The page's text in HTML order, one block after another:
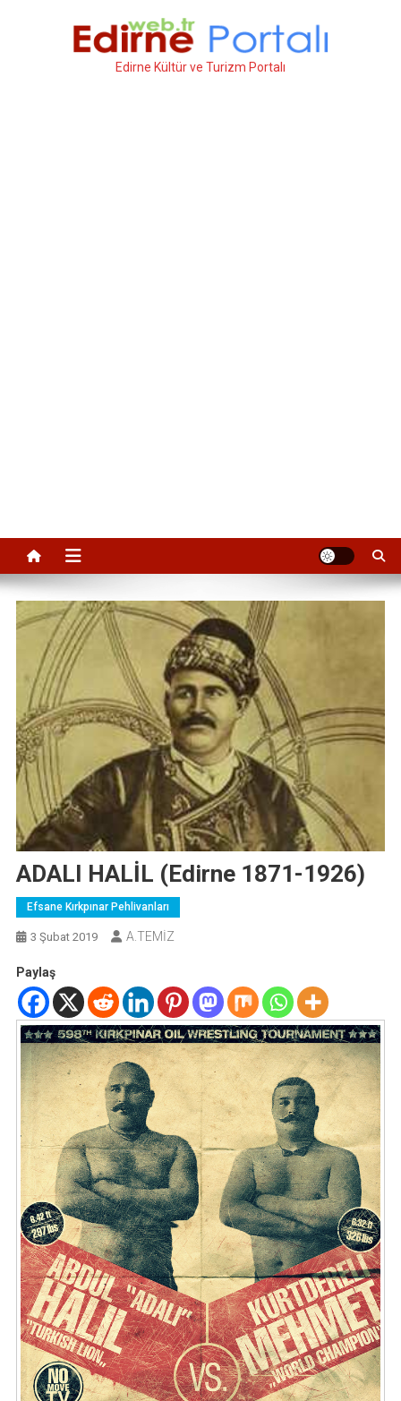
Edirne Kültür ve Turizm Portalı
ADALI HALİL (Edirne 1871-1926)
Efsane Kırkpınar Pehlivanları
3 Şubat 2019 A.TEMİZ
Paylaş